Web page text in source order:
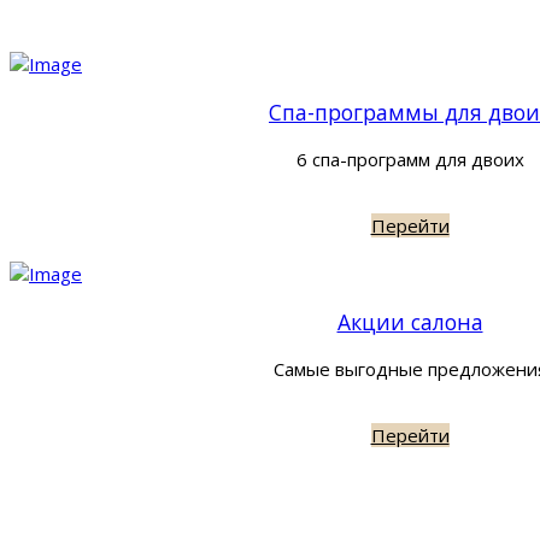
Спа-программы для
6 спа-программ для двоих
Перейти
Акции салона
Самые выгодные
Перейти